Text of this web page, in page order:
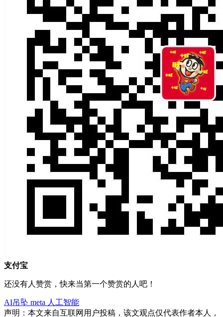
支付宝
还没有人赞赏，快来当第一个赞赏的人吧！
AI吊坠 meta 人工智能
声明：本文来自互联网用户投稿，该文观点仅代表作者本人，